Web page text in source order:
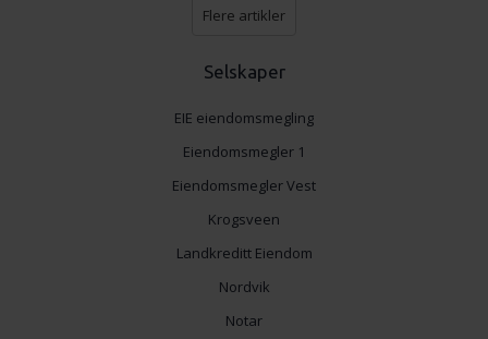
Flere artikler
Selskaper
EIE eiendomsmegling
Eiendomsmegler 1
Eiendomsmegler Vest
Krogsveen
Landkreditt Eiendom
Nordvik
Notar